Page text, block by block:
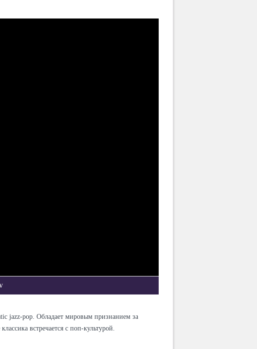
jazz-pop. Обладает мировым признанием за
встречается с поп-культурой.